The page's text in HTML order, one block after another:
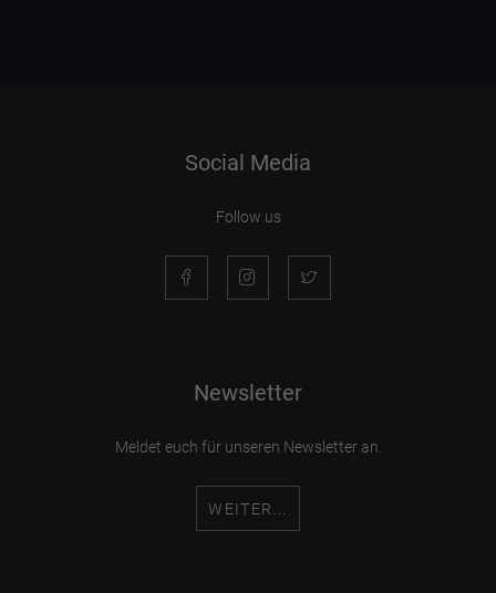
Social Media
Follow us
Newsletter
Meldet euch für unseren Newsletter an.
WEITER...